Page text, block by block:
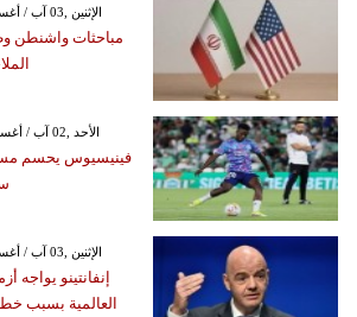
GMT 14:35 2026 الإثنين ,03 آب / أغسطس
مباحثات واشنطن
GMT 18:31 2026 الأحد ,02 آب / أغسطس
فينيسيوس يحسم
GMT 10:18 2026 الإثنين ,03 آب / أغسطس
إنفانتينو يواجه
العالمية بسبب